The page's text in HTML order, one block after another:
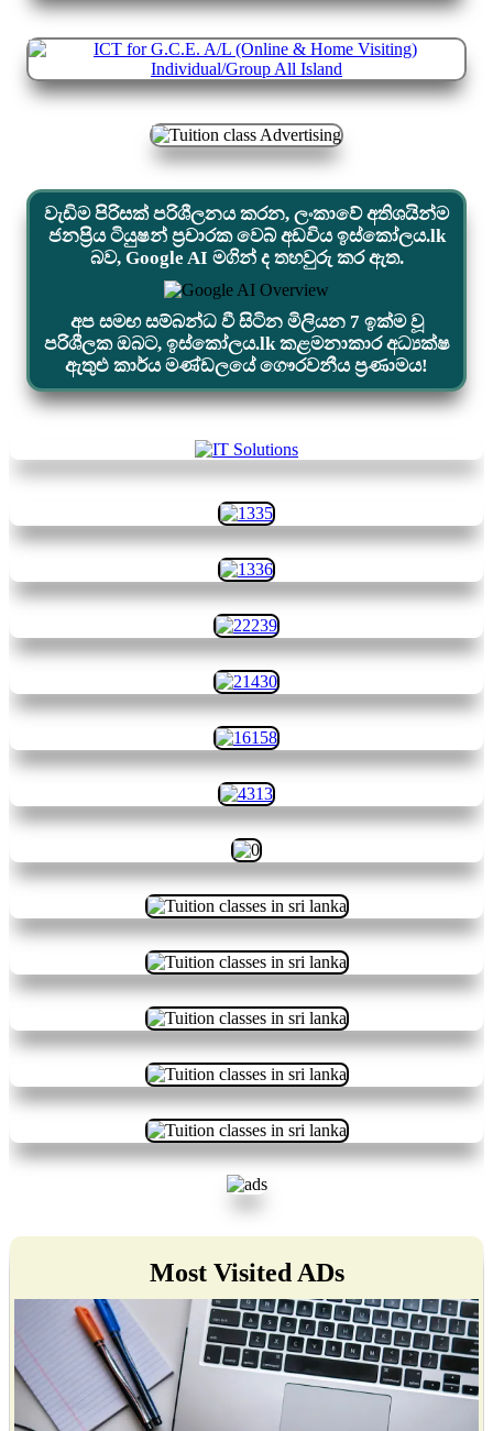
වැඩිම පිරිසක් පරිශීලනය කරන, ලංකාවේ අතිශයින්ම
ජනප්‍රිය ටියුෂන් ප්‍රචාරක වෙබ් අඩවිය ඉස්කෝලය.lk
බව, Google AI මගින් ද තහවුරු කර ඇත.
අප සමඟ සම්බන්ධ වී සිටින මිලියන 7 ඉක්ම වූ
පරිශීලක ඔබට, ඉස්කෝලය.lk කළමනාකාර අධ්‍යක්ෂ
ඇතුළු කාර්ය මණ්ඩලයේ ගෞරවනීය ප්‍රණාමය!
Most Visited ADs